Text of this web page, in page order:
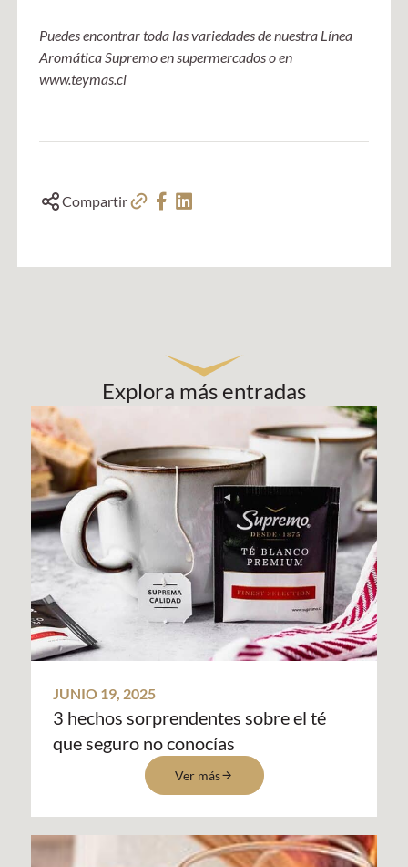
Puedes encontrar toda las variedades de nuestra Línea
Aromática Supremo en supermercados o en
www.teymas.cl
Compartir
Explora más entradas
JUNIO 19, 2025
3 hechos sorprendentes sobre el té
que seguro no conocías
Ver más